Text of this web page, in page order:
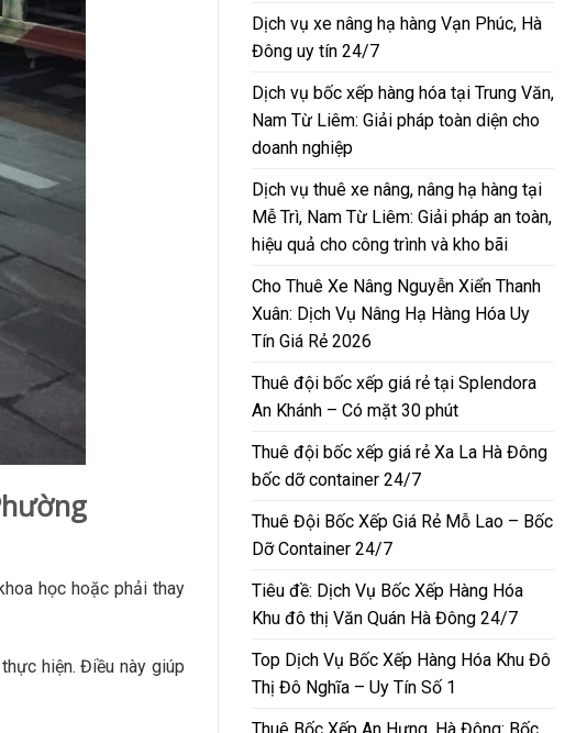
học hoặc phải thay
hiện. Điều này giúp
Dịch vụ xe nâng hạ hàng Vạn Phúc, Hà
Đông uy tín 24/7
Dịch vụ bốc xếp hàng hóa tại Trung Văn,
Nam Từ Liêm: Giải pháp toàn diện cho
doanh nghiệp
Dịch vụ thuê xe nâng, nâng hạ hàng tại
Mễ Trì, Nam Từ Liêm: Giải pháp an toàn,
hiệu quả cho công trình và kho bãi
Cho Thuê Xe Nâng Nguyễn Xiển Thanh
Xuân: Dịch Vụ Nâng Hạ Hàng Hóa Uy
Tín Giá Rẻ 2026
Thuê đội bốc xếp giá rẻ tại Splendora
An Khánh – Có mặt 30 phút
Thuê đội bốc xếp giá rẻ Xa La Hà Đông
bốc dỡ container 24/7
Thuê Đội Bốc Xếp Giá Rẻ Mỗ Lao – Bốc
Dỡ Container 24/7
Tiêu đề: Dịch Vụ Bốc Xếp Hàng Hóa
Khu đô thị Văn Quán Hà Đông 24/7
Top Dịch Vụ Bốc Xếp Hàng Hóa Khu Đô
Thị Đô Nghĩa – Uy Tín Số 1